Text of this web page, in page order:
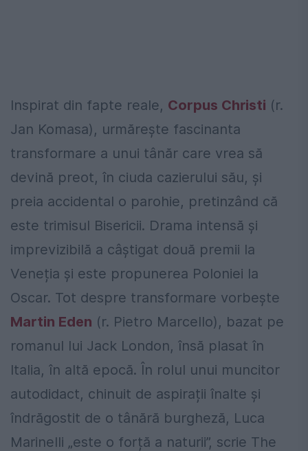
Inspirat din fapte reale, Corpus Christi (r.
Jan Komasa), urmărește fascinanta
transformare a unui tânăr care vrea să
devină preot, în ciuda cazierului său, și
preia accidental o parohie, pretinzând că
este trimisul Bisericii. Drama intensă și
imprevizibilă a câștigat două premii la
Veneția și este propunerea Poloniei la
Oscar. Tot despre transformare vorbește
Martin Eden (r. Pietro Marcello), bazat pe
romanul lui Jack London, însă plasat în
Italia, în altă epocă. În rolul unui muncitor
autodidact, chinuit de aspirații înalte și
îndrăgostit de o tânără burgheză, Luca
Marinelli „este o forță a naturii”, scrie The